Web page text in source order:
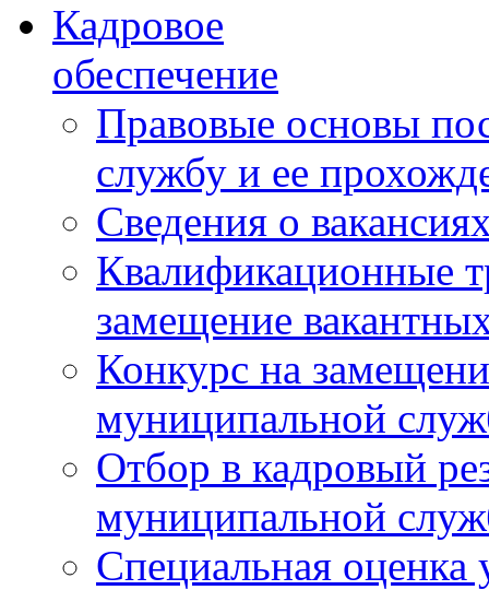
Кадровое
обеспечение
Правовые основы
службу и ее
Сведения о
Квалификационные
замещение
Конкурс на
муниципальной
Отбор в кадровый
муниципальной
Специальная оценка